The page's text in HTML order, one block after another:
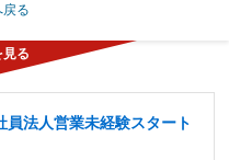
戻る
法人営業未経験スタート